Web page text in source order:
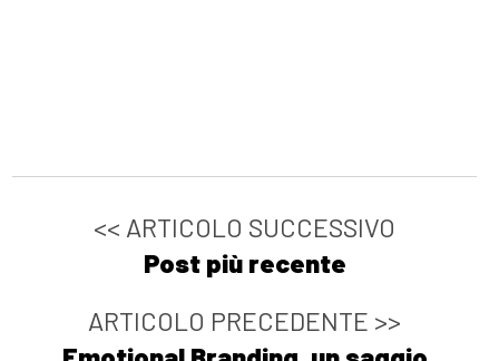
<< ARTICOLO SUCCESSIVO
Post più recente
ARTICOLO PRECEDENTE >>